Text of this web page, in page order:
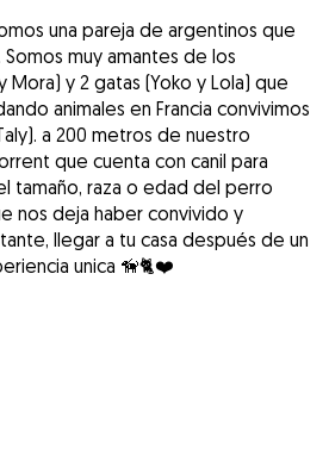
una pareja de argentinos que
muy amantes de los
y 2 gatas (Yoko y Lola) que
animales en Francia convivimos
a 200 metros de nuestro
que cuenta con canil para
tamaño, raza o edad del perro
nos deja haber convivido y
llegar a tu casa después de un
unica 🦮🐈❤️